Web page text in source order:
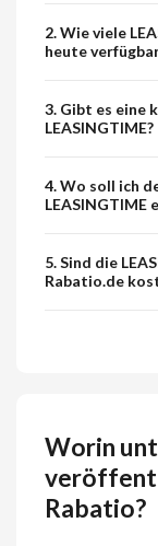
2. Wie viele
heute
3. Gibt es eine
LEASINGTIME?
4. Wo soll ich
LEASINGTIME
5. Sind die
Rabatio.de
Worin
Rabatio?